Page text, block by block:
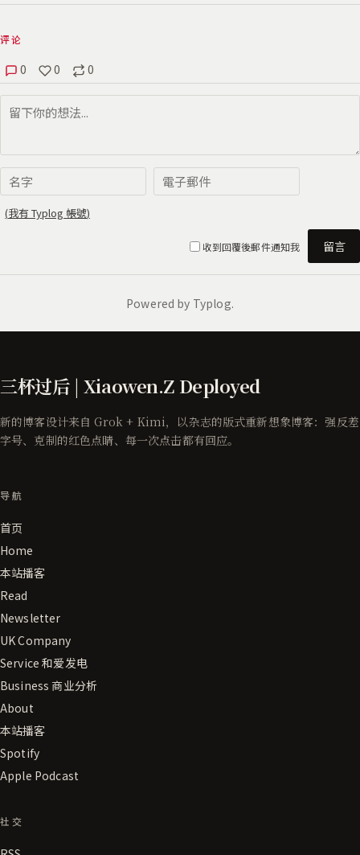
三杯过后 | Xiaowen.Z Deployed
新的博客设计来自 Grok + Kimi，以杂志的版式重新想象博客：强反差
字号、克制的红色点睛、每一次点击都有回应。
导航
首页
Home
本站播客
Read
Newsletter
UK Company
Service 和爱发电
Business 商业分析
About
本站播客
Spotify
Apple Podcast
社交